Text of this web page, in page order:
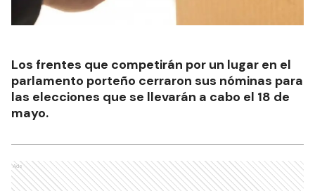
Los frentes que competirán por un lugar en el
parlamento porteño cerraron sus nóminas para
las elecciones que se llevarán a cabo el 18 de
mayo.
Ads